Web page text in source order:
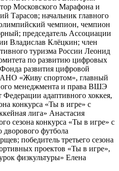
Московского Марафона и
Тарасов; начальник главного
чемпион, чемпион
председатель Ассоциации
Владислав Клёцкин; член
туризма России Леонид
по развитию цифровых
развития цифровой
«Живу спортом», главный
менеджмента и права ВШЭ
адаптивного хоккея,
конкурса «Ты в игре» с
лига» Анастасия
сезона конкурса «Ты в игре» с
дворового футбола
победитель третьего сезона
проектов «Ты в игре»,
физкультуры» Елена